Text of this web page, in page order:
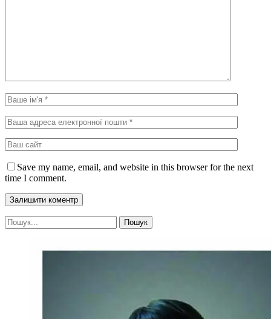
Save my name, email, and website in this browser for the next
time I comment.